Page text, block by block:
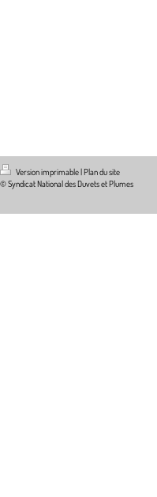
Version imprimable|Plan du site
© Syndicat National des Duvets et Plumes